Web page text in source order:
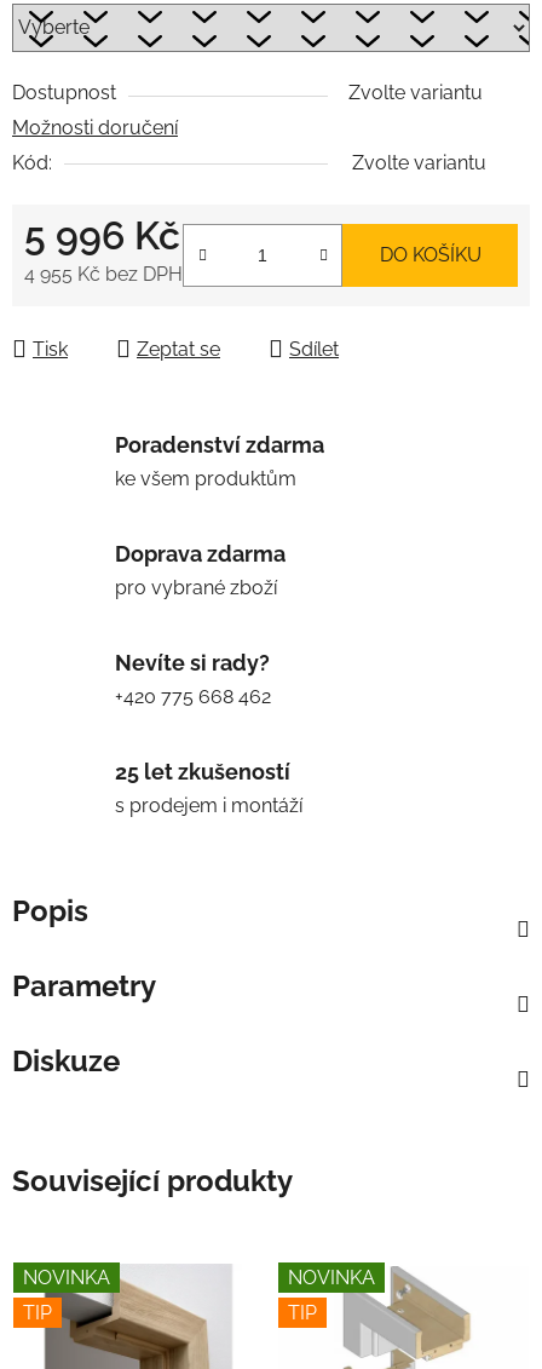
Dostupnost
Zvolte variantu
Možnosti doručení
Kód:
Zvolte variantu
5 996 Kč
4 955 Kč bez DPH
DO KOŠÍKU
Tisk Zeptat se Sdílet
Poradenství zdarma
ke všem produktům
Doprava zdarma
pro vybrané zboží
Nevíte si rady?
+420 775 668 462
25 let zkušeností
s prodejem i montáží
Popis
Parametry
Diskuze
Související produkty
NOVINKA
TIP
NOVINKA
TIP